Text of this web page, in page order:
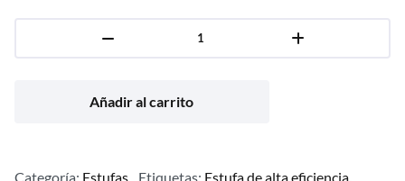
Añadir al carrito
Categoría: Estufas
Etiquetas: Estufa de alta eficiencia,